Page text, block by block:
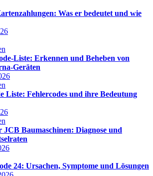
Was er bedeutet und wie
Liste: Erkennen und Beheben von
Geräten
Liste: Fehlercodes und ihre Bedeutung
JCB Baumaschinen: Diagnose und
24: Ursachen, Symptome und Lösungen